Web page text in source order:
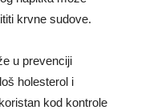
krvne sudove.
u prevenciji
holesterol i
kod kontrole